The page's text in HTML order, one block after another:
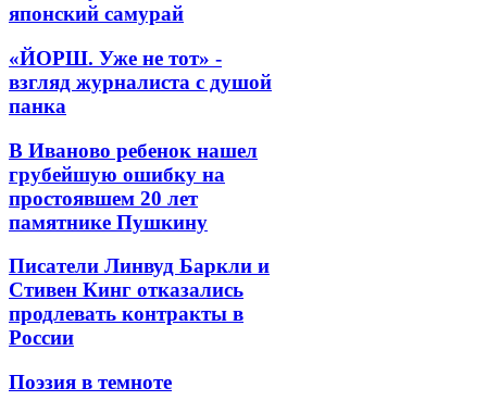
японский самурай
«ЙОРШ. Уже не тот» -
взгляд журналиста с душой
панка
В Иваново ребенок нашел
грубейшую ошибку на
простоявшем 20 лет
памятнике Пушкину
Писатели Линвуд Баркли и
Стивен Кинг отказались
продлевать контракты в
России
Поэзия в темноте